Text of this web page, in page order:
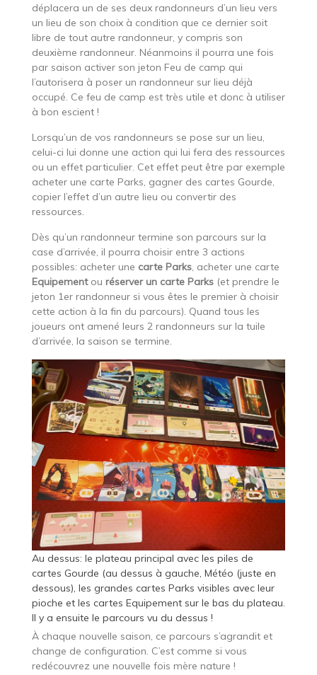
déplacera un de ses deux randonneurs d’un lieu vers
un lieu de son choix à condition que ce dernier soit
libre de tout autre randonneur, y compris son
deuxième randonneur. Néanmoins il pourra une fois
par saison activer son jeton Feu de camp qui
l’autorisera à poser un randonneur sur lieu déjà
occupé. Ce feu de camp est très utile et donc à utiliser
à bon escient !
Lorsqu’un de vos randonneurs se pose sur un lieu,
celui-ci lui donne une action qui lui fera des ressources
ou un effet particulier. Cet effet peut être par exemple
acheter une carte Parks, gagner des cartes Gourde,
copier l’effet d’un autre lieu ou convertir des
ressources.
Dès qu’un randonneur termine son parcours sur la
case d’arrivée, il pourra choisir entre 3 actions
possibles: acheter une carte Parks, acheter une carte
Equipement ou réserver un carte Parks(et prendre le
jeton 1er randonneur si vous êtes le premier à choisir
cette action à la fin du parcours). Quand tous les
joueurs ont amené leurs 2 randonneurs sur la tuile
d’arrivée, la saison se termine.
Au dessus: le plateau principal avec les piles de
cartes Gourde (au dessus à gauche, Météo (juste en
dessous), les grandes cartes Parks visibles avec leur
pioche et les cartes Equipement sur le bas du plateau.
Il y a ensuite le parcours vu du dessus !
À chaque nouvelle saison, ce parcours s’agrandit et
change de configuration. C’est comme si vous
redécouvrez une nouvelle fois mère nature !